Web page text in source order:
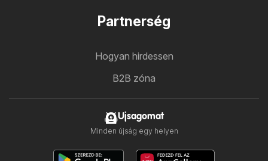
Partnerség
Hogyan hirdessen
B2B zóna
Ujsagomat
Minden újság egy helyen